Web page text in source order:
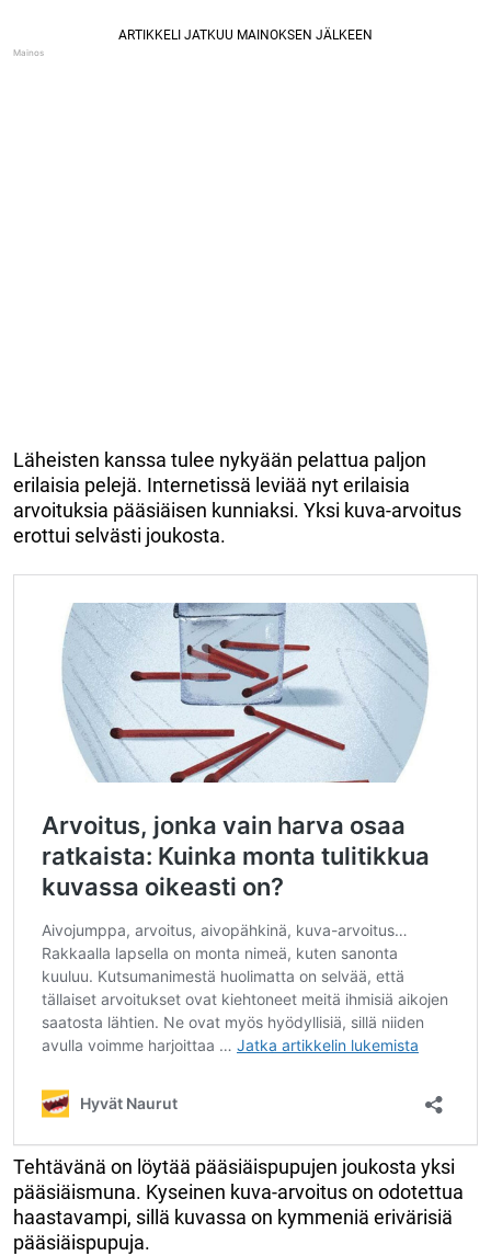
Läheisten kanssa tulee nykyään pelattua paljon
erilaisia pelejä. Internetissä leviää nyt erilaisia
arvoituksia pääsiäisen kunniaksi. Yksi kuva-arvoitus
erottui selvästi joukosta.
Tehtävänä on löytää pääsiäispupujen joukosta yksi
pääsiäismuna. Kyseinen kuva-arvoitus on odotettua
haastavampi, sillä kuvassa on kymmeniä erivärisiä
pääsiäispupuja.